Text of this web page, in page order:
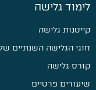
לימוד גלישה
קייטנות גלישה
חוגי הגלישה השנתיים
קורס גלישה
שיעורים פרטיים